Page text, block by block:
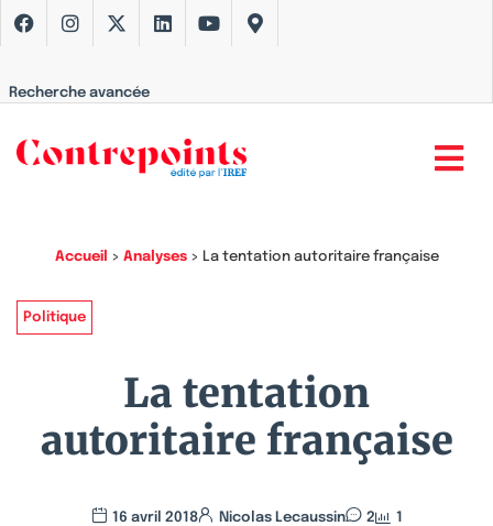
Recherche avancée
Accueil > Analyses> La tentation autoritaire française
Politique
La tentation
autoritaire française
16 avril 2018 Nicolas Lecaussin 2
1